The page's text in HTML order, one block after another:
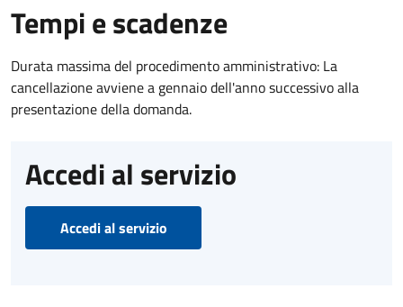
Tempi e scadenze
Durata massima del procedimento amministrativo: La
cancellazione avviene a gennaio dell'anno successivo alla
presentazione della domanda.
Accedi al servizio
Accedi al servizio